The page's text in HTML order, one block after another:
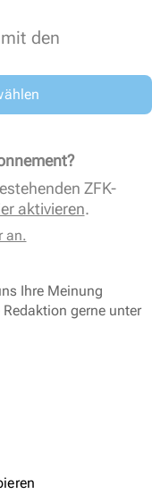
den
ZFK-
aktivieren.
an.
Ihre Meinung
gerne unter